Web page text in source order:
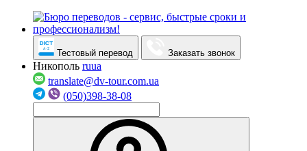
Тестовый перевод Заказать звонок
Никополь ruua
translate@dv-tour.com.ua
(050)398-38-08